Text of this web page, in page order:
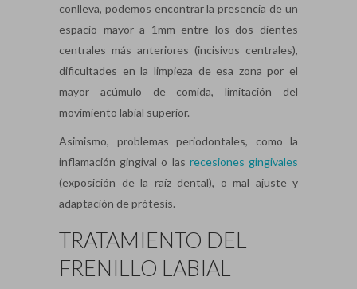
conlleva, podemos encontrar la presencia de un
espacio mayor a 1mm entre los dos dientes
centrales más anteriores (incisivos centrales),
dificultades en la limpieza de esa zona por el
mayor acúmulo de comida, limitación del
movimiento labial superior.
Asimismo, problemas periodontales, como la
inflamación gingival o las recesiones gingivales
(exposición de la raíz dental), o mal ajuste y
adaptación de prótesis.
TRATAMIENTO DEL
FRENILLO LABIAL